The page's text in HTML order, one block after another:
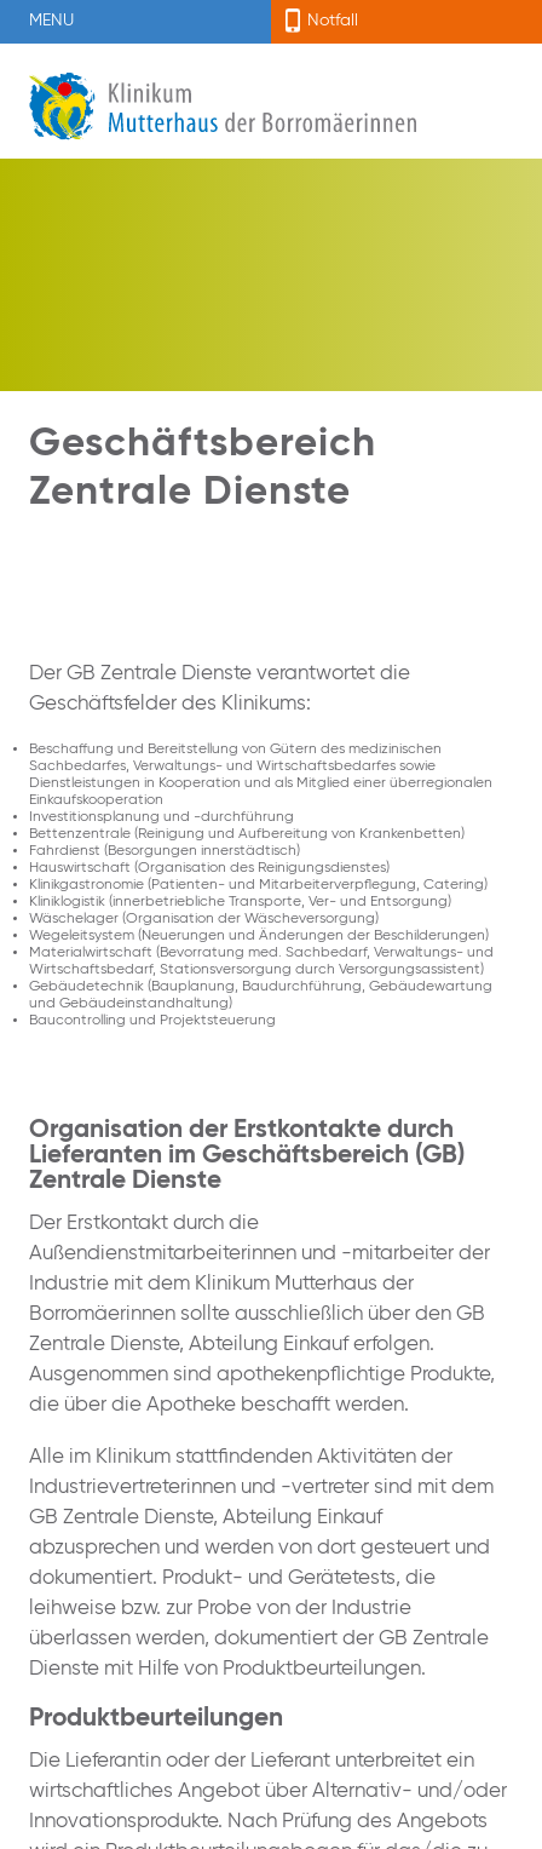
MENU Notfall
Geschäftsbereich
Zentrale Dienste
Der GB Zentrale Dienste verantwortet die
Geschäftsfelder des Klinikums:
Beschaffung und Bereitstellung von Gütern des medizinischen
Sachbedarfes, Verwaltungs- und Wirtschaftsbedarfes sowie
Dienstleistungen in Kooperation und als Mitglied einer überregionalen
Einkaufskooperation
Investitionsplanung und -durchführung
Bettenzentrale (Reinigung und Aufbereitung von Krankenbetten)
Fahrdienst (Besorgungen innerstädtisch)
Hauswirtschaft (Organisation des Reinigungsdienstes)
Klinikgastronomie (Patienten- und Mitarbeiterverpflegung, Catering)
Kliniklogistik (innerbetriebliche Transporte, Ver- und Entsorgung)
Wäschelager (Organisation der Wäscheversorgung)
Wegeleitsystem (Neuerungen und Änderungen der Beschilderungen)
Materialwirtschaft (Bevorratung med. Sachbedarf, Verwaltungs- und
Wirtschaftsbedarf, Stationsversorgung durch Versorgungsassistent)
Gebäudetechnik (Bauplanung, Baudurchführung, Gebäudewartung
und Gebäudeinstandhaltung)
Baucontrolling und Projektsteuerung
Organisation der Erstkontakte durch
Lieferanten im Geschäftsbereich (GB)
Zentrale Dienste
Der Erstkontakt durch die
Außendienstmitarbeiterinnen und -mitarbeiter der
Industrie mit dem Klinikum Mutterhaus der
Borromäerinnen sollte ausschließlich über den GB
Zentrale Dienste, Abteilung Einkauf erfolgen.
Ausgenommen sind apothekenpflichtige Produkte,
die über die Apotheke beschafft werden.
Alle im Klinikum stattfindenden Aktivitäten der
Industrievertreterinnen und -vertreter sind mit dem
GB Zentrale Dienste, Abteilung Einkauf
abzusprechen und werden von dort gesteuert und
dokumentiert. Produkt- und Gerätetests, die
leihweise bzw. zur Probe von der Industrie
überlassen werden, dokumentiert der GB Zentrale
Dienste mit Hilfe von Produktbeurteilungen.
Produktbeurteilungen
Die Lieferantin oder der Lieferant unterbreitet ein
wirtschaftliches Angebot über Alternativ- und/oder
Innovationsprodukte. Nach Prüfung des Angebots